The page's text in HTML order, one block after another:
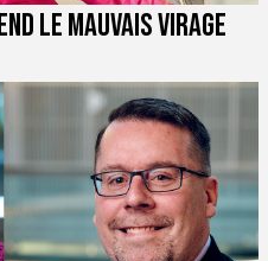
le mauvais virage